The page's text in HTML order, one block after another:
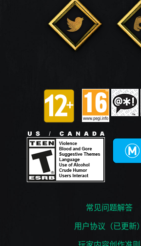
常见问题解答
用户协议（已更新）